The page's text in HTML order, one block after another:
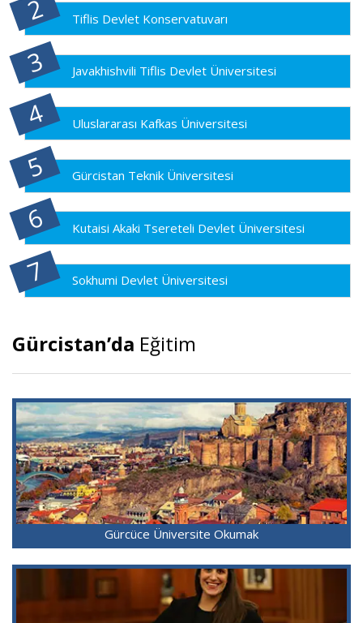
Tiflis Devlet Konservatuvarı
Javakhishvili Tiflis Devlet Üniversitesi
Uluslararası Kafkas Üniversitesi
Gürcistan Teknik Üniversitesi
Kutaisi Akaki Tsereteli Devlet Üniversitesi
Sokhumi Devlet Üniversitesi
Gürcistan’da Eğitim
Gürcüce Üniversite Okumak